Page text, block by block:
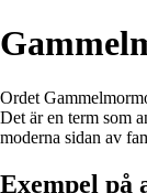
Ordet
Det är en term som
moderna sidan av
Exempel på